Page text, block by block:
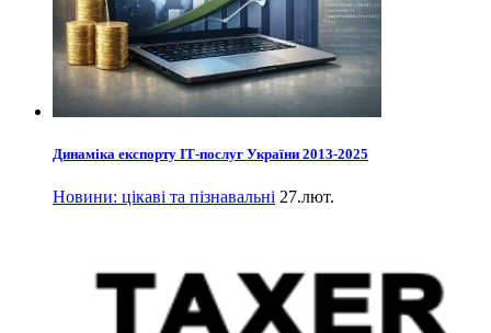
Динаміка експорту ІТ-послуг України 2013-2025
Новини: цікаві та пізнавальні 27.лют.